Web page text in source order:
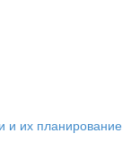
и их планирование